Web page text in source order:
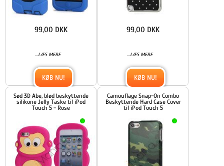
...LÆS MERE
99,00 DKK
KØB NU!
...LÆS MERE
99,00 DKK
KØB NU!
Sød 3D Abe, blød beskyttende
silikone Jelly Taske til iPod
Touch 5 - Rose
Camouflage Snap-On Combo
Beskyttende Hard Case Cover
til iPod Touch 5